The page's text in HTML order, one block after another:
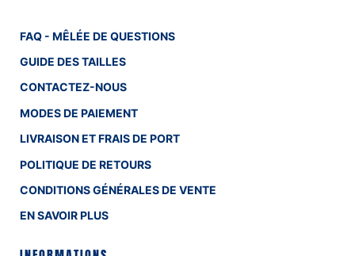
FAQ - MÊLÉE DE QUESTIONS
GUIDE DES TAILLES
CONTACTEZ-NOUS
MODES DE PAIEMENT
LIVRAISON ET FRAIS DE PORT
POLITIQUE DE RETOURS
CONDITIONS GÉNÉRALES DE VENTE
EN SAVOIR PLUS